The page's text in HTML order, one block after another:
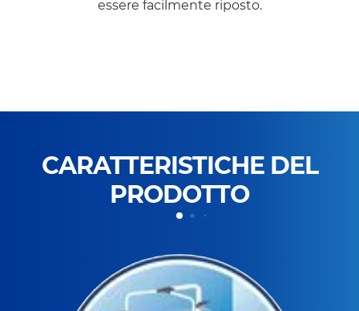
essere facilmente riposto.
CARATTERISTICHE DEL
PRODOTTO